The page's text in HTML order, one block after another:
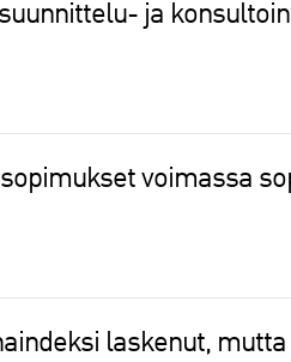
ja
voimassa
laskenut,